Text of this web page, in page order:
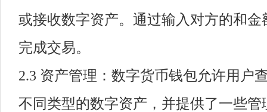
或接收数字资产。通过输入对方的和金
完成交易。
2.3 资产管理：数字货币钱包允许用户
不同类型的数字资产，并提供了一些管